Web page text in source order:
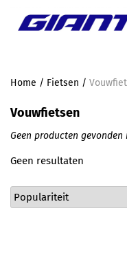
Home / Fietsen /
Vouwfietsen
Geen producten gevonden
Geen resultaten